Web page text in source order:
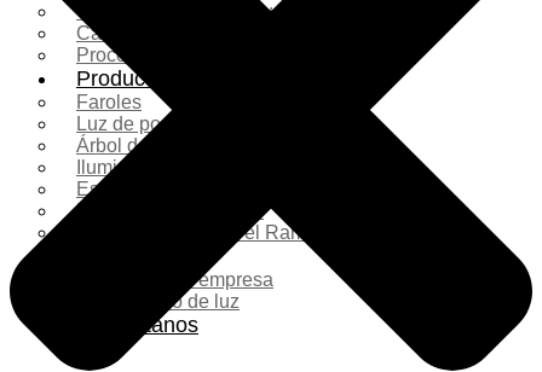
Comparación de productos
Caso de filmación real
Proceso de producción
Productos
Faroles
Luz de poste
Árbol de Navidad
Iluminación navideña
Escultura de fibra de vidrio
Decoración comercial
Decoraciones para el Ramadán
Noticias de la empresa
Espectáculo de luz
Contáctanos